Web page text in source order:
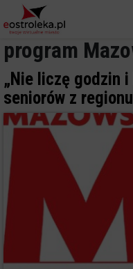
program
„Nie liczę godzin
seniorów z